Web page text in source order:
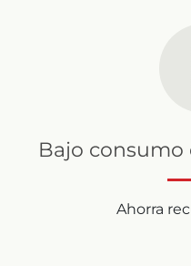
Bajo consumo
Ahorra